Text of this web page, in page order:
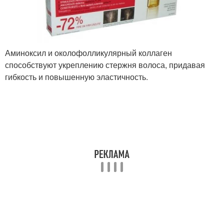
Аминоксил и околофолликулярный коллаген
способствуют укреплению стержня волоса, придавая
гибкость и повышенную эластичность.